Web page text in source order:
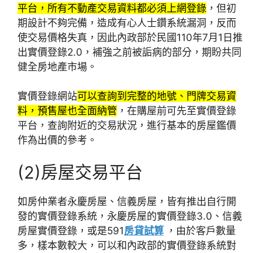
平台，所有不動產交易資料都必須上網登錄 ，但初
期設計不夠完備，造成有心人士鑽系統漏洞，反而
使交易價格失真，因此內政部於民國110年7月1日推
出實價登錄2.0，補強之前被詬病的部分，期盼共同
健全房地產市場。
實價登錄網站可以查詢到完整的地號、門牌交易資
料，預售屋也全面納管 ，在購屋前可先至實價登錄
平台，查詢附近的交易狀況，進行基本的房屋鑑價
作為出價的參考。
(2)房屋交易平台
如房仲業者永慶房屋、信義房屋，皆有推出自行開
發的實價登錄系統，永慶房屋的實價登錄3.0、信義
房屋實價登錄，或是591房貸試算 ，由於客戶數量
多，樣本數較大，可以和內政部的實價登錄系統對